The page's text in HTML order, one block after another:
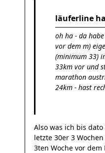
läuferline
oh ha - da
vor dem m)
(minimum 33)
33km vor und
marathon
24km - hast
Also was ich bis
letzte 30er 3
3ten Woche vor